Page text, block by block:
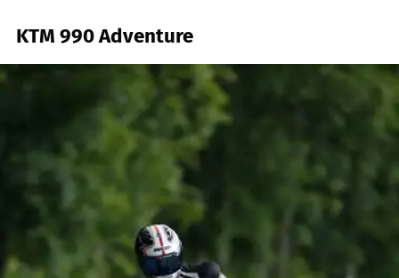
KTM 990 Adventure